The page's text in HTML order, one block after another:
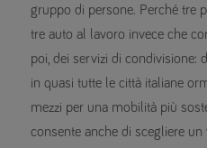
gruppo di persone. Perché tre
tre auto al lavoro invece che
poi, dei servizi di condivisione:
in quasi tutte le città italiane
mezzi per una mobilità più
consente anche di scegliere